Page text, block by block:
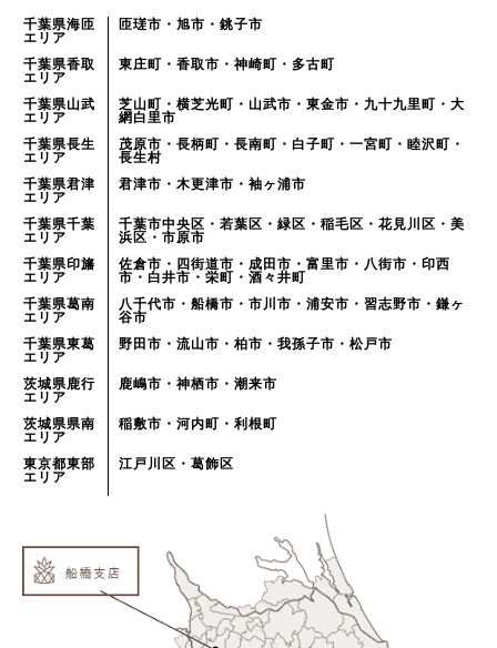
千葉県海匝
エリア
匝瑳市・旭市・銚子市
千葉県香取
エリア
東庄町・香取市・神崎町・多古町
千葉県山武
エリア
芝山町・横芝光町・山武市・東金市・九十九里町・大
網白里市
千葉県長生
エリア
茂原市・長柄町・長南町・白子町・一宮町・睦沢町・
長生村
千葉県君津
エリア
君津市・木更津市・袖ヶ浦市
千葉県千葉
エリア
千葉市中央区・若葉区・緑区・稲毛区・花見川区・美
浜区・市原市
千葉県印旛
エリア
佐倉市・四街道市・成田市・富里市・八街市・印西
市・白井市・栄町・酒々井町
千葉県葛南
エリア
八千代市・船橋市・市川市・浦安市・習志野市・鎌ヶ
谷市
千葉県東葛
エリア
野田市・流山市・柏市・我孫子市・松戸市
茨城県鹿行
エリア
鹿嶋市・神栖市・潮来市
茨城県県南
エリア
稲敷市・河内町・利根町
東京都東部
エリア
江戸川区・葛飾区